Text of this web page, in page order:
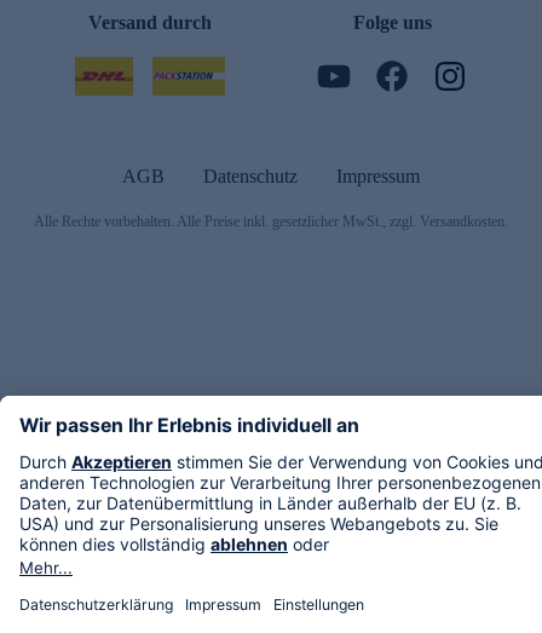
Versand durch Folge uns
AGB Datenschutz Impressum
Alle Rechte vorbehalten. Alle Preise inkl. gesetzlicher MwSt., zzgl. Versandkosten.